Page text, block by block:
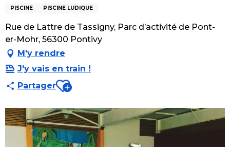
PISCINE PISCINE LUDIQUE
Rue de Lattre de Tassigny, Parc d’activité de Pont-
er-Mohr, 56300 Pontivy
M'y rendre
J'y vais en train !
PartagerAjouter aux favoris